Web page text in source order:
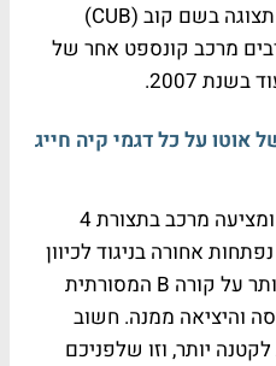
עם עיצוב מרענן. מדובר ברכב תצוגה בשם קוב (CUB)
מרכב קונספט אחר של
אוטו על כל דגמי קיה חייג
הקוב יכולה לאכלס 4 נוסעים ומציעה מרכב בתצורת 4
אחורה בניגוד לכיוון
המקובל. סידור זה מאפשר לוותר על קורה B המסורתית
והיציאה ממנה. חשוב
יותר, וזו שלפניכם